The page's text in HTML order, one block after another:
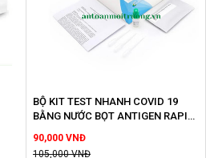
BỘ KIT TEST NHANH COVID 19
BẰNG NƯỚC BỌT ANTIGEN RAPID
90,000 VNĐ
105,000 VNĐ